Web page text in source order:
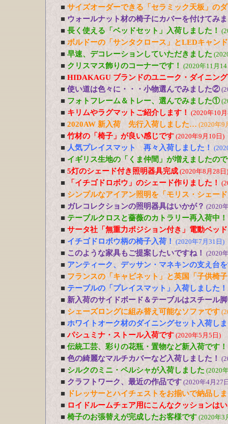
■ サイズオーダーできる「セラミック天板」の
■ ウォールナット材の椅子にカバーを付けてみ
■ 長く使える「ベッドセット」入荷しました！
■ ボルドーの「サンタクロース」とLEDキャン
■ 早速、デコレーションしていただきました
■ クリスマス飾りのコーナーです！ (2020年11月
■ HIDAKAGU ブランドのユニーク・ダイニン
■ 使い道は色々に・・・小物選んでみました②
■ フォトフレーム＆トレー、選んでみました①
■ キリムやラグマットご紹介します！ (2020年10
■ 2020AW 新入荷 先行入荷しました… (2020年9
■ 竹材の「椅子」が良い感じです (2020年9月10日)
■ 人気プレイスマット 再々入荷しました！
■ イギリス生地の「くま仲間」が増えましたの
■ 5灯のシェード付き照明器具完成 (2020年8月28日)
■ 「イチゴドロボウ」のシェード作りました！
■ シンプルなアイアン照明を「モリス・シェー
■ ガレコレクションの照明器具はいかが？ (2020
■ テーブルクロスと薔薇のカトラリー再入荷中！
■ サータ社「無重力ポジション付き」電動ベッ
■ イチゴドロボウ柄の椅子入荷！ (2020年7月31日)
■ このような家具もご提案したいですね！ (2020
■ アンティーク、デッサン・マネキンの支え台
■ フランスの「キャビネット」と英国「子供椅
■ テーブルの「プレイスマット」入荷しました！
■ 新入荷のサイドボード＆テーブルはスチール
■ シェーズロングに組み替え可能なソファです
■ ホワイトオーク材のダイニングセット入荷し
■ パシュミナ・ストール入荷です (2020年5月5日)
■ 伝統工芸、彩りの花瓶・置物など新入荷です！
■ 色の綺麗なマルチカバーなど入荷しました！
■ シルクのミニ・ペルシャが入荷しました (2020
■ クラフトワーク、最近の作品です (2020年4月27
■
ドレッサーとハイチェストをお揃いで納品し
■ ロイドルームチェア用にこんなクッションは
■ 椅子のお張替えが完成したお客様です (2020年3